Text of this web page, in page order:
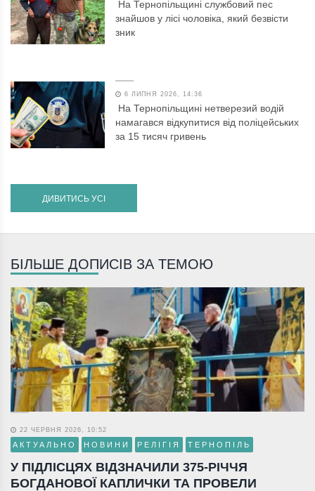
На Тернопільщині службовий пес
знайшов у лісі чоловіка, який безвісти
зник
6 ЛИПНЯ 2026, 14:36
На Тернопільщині нетверезий водій
намагався відкупитися від поліцейських
за 15 тисяч гривень
ДИВИТИСЬ УСІ
БІЛЬШЕ ДОПИСІВ ЗА ТЕМОЮ
22 ЧЕРВНЯ 2026, 10:52
АКТУАЛЬНО НОВИНИ РЕЛІГІЯ ТЕРНОПІЛЬ
У ПІДЛІСЦЯХ ВІДЗНАЧИЛИ 375-РІЧЧЯ
БОГДАНОВОЇ КАПЛИЧКИ ТА ПРОВЕЛИ